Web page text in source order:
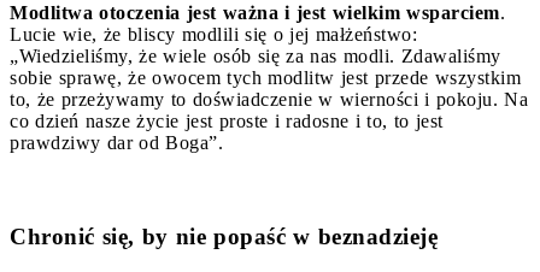
Modlitwa otoczenia jest ważna i jest wielkim wsparciem.
Lucie wie, że bliscy modlili się o jej małżeństwo:
„Wiedzieliśmy, że wiele osób się za nas modli. Zdawaliśmy
sobie sprawę, że owocem tych modlitw jest przede wszystkim
to, że przeżywamy to doświadczenie w wierności i pokoju. Na
co dzień nasze życie jest proste i radosne i to, to jest
prawdziwy dar od Boga”.
Chronić się, by nie popaść w beznadzieję